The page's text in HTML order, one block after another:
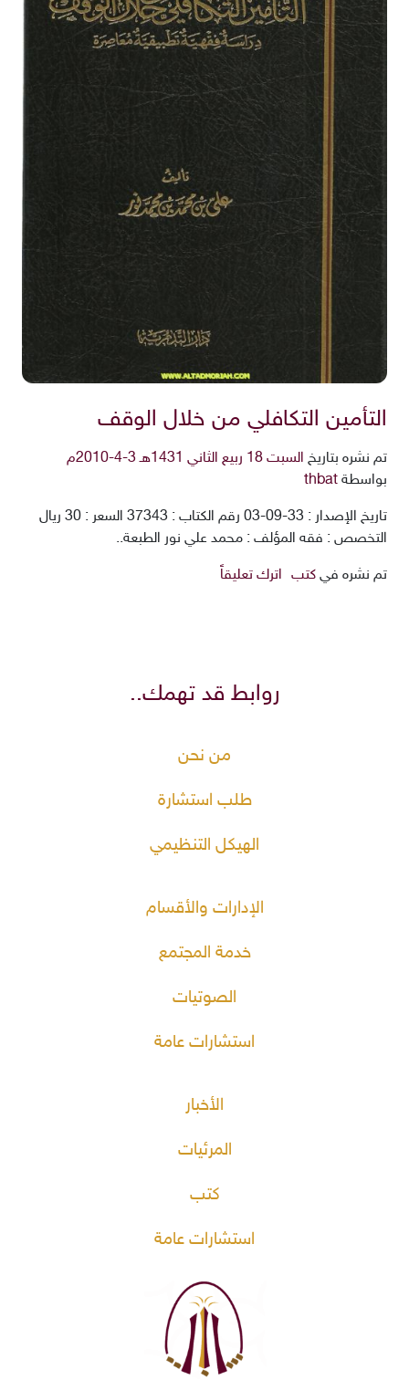
التأمين التكافلي من خلال الوقف
تم نشره بتاريخ السبت 18 ربيع الثاني 1431هـ 3-4-2010م
بواسطة thbat
تاريخ الإصدار : 33-09-03 رقم الكتاب : 37343 السعر : 30 ريال
التخصص : فقه المؤلف : محمد علي نور الطبعة..
تم نشره في كتب اترك تعليقاً
روابط قد تهمك..
من نحن
طلب استشارة
الهيكل التنظيمي
الإدارات والأقسام
خدمة المجتمع
الصوتيات
استشارات عامة
الأخبار
المرئيات
كتب
استشارات عامة